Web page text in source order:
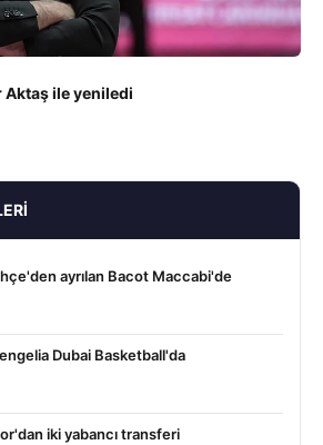
Aktaş ile yeniledi
ayrılan Bacot Maccabi'de
Dubai Basketball'da
iki yabancı transferi